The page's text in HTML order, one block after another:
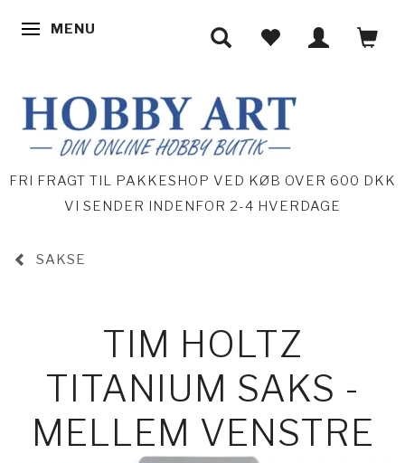
SKIFTE NAVIGATION
MENU
FRI FRAGT TIL PAKKESHOP VED KØB OVER 600 DKK
VI SENDER INDENFOR 2-4 HVERDAGE
SAKSE
TIM HOLTZ
TITANIUM SAKS -
MELLEM VENSTRE